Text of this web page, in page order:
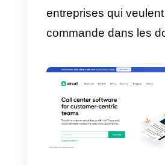
l’établissement
s’agit d’une
solution tout-en-
commerciaux
LinkedIn ont la
d’obtenir de